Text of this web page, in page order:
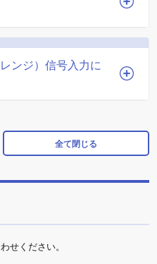
ンジ）信号入力に
全て閉じる
せください。